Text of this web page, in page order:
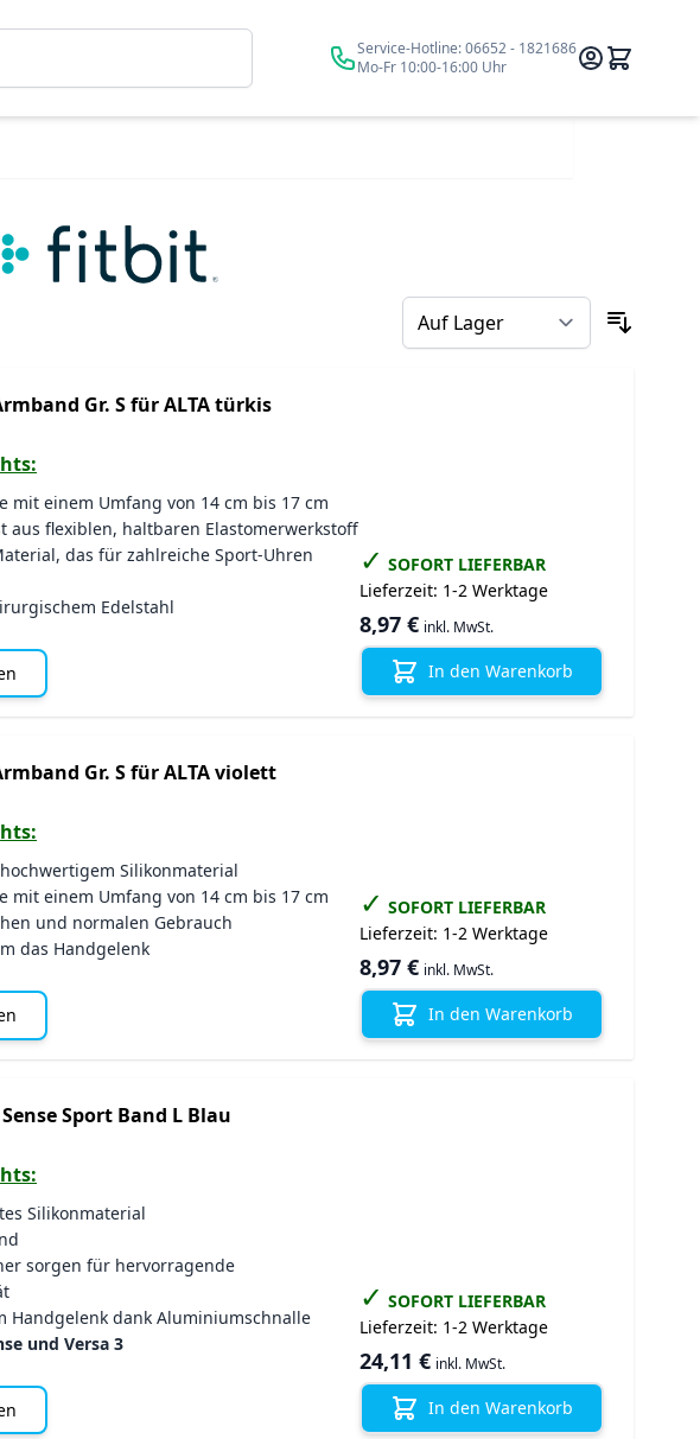
Suche Service-Hotline:06652 - 1821686
Mo-Fr 10:00-16:00 Uhr
Gr. S für ALTA türkis
mit einem Umfang von 14 cm bis 17 cm
aus flexiblen, haltbaren Elastomerwerkstoff
das für zahlreiche Sport-Uhren
Edelstahl
✓ SOFORT LIEFERBAR
Lieferzeit: 1-2 Werktage
8,97 € inkl. MwSt.
In den Warenkorb
Gr. S für ALTA violett
Silikonmaterial
mit einem Umfang von 14 cm bis 17 cm
und normalen Gebrauch
das Handgelenk
✓ SOFORT LIEFERBAR
Lieferzeit: 1-2 Werktage
8,97 € inkl. MwSt.
In den Warenkorb
Sport Band L Blau
Silikonmaterial
sorgen für hervorragende
Handgelenk dank Aluminiumschnalle
und Versa 3
✓ SOFORT LIEFERBAR
Lieferzeit: 1-2 Werktage
24,11 € inkl. MwSt.
In den Warenkorb